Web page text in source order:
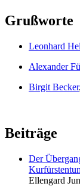
Grußworte
Leonhard
Alexander
Birgit Becker
Beiträge
Der
Ellengard